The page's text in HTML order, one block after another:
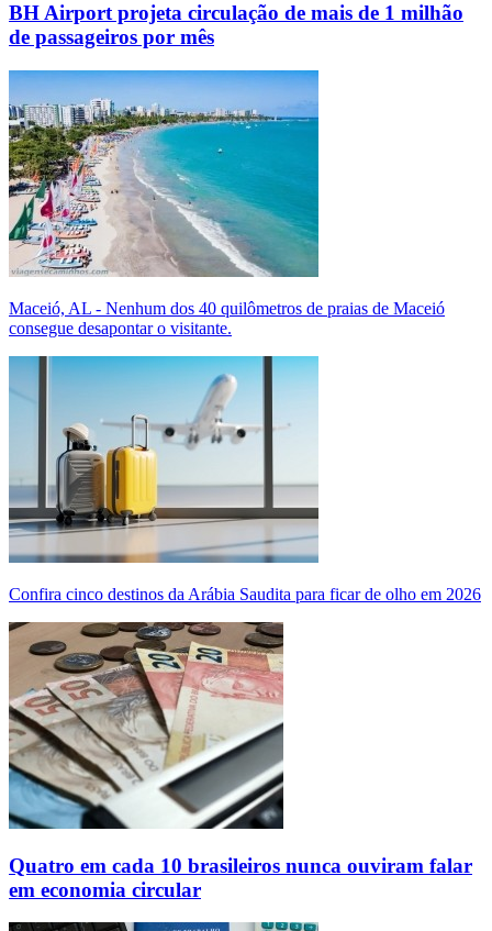
BH Airport projeta circulação de mais de 1 milhão
de passageiros por mês
Maceió, AL - Nenhum dos 40 quilômetros de praias de Maceió
consegue desapontar o visitante.
Confira cinco destinos da Arábia Saudita para ficar de olho em 2026
Quatro em cada 10 brasileiros nunca ouviram falar
em economia circular